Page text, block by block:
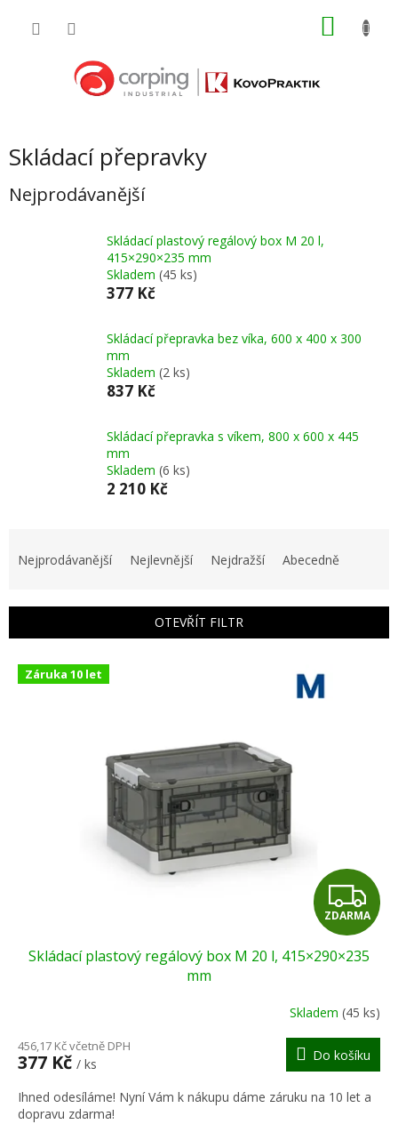
Skládací přepravky
Nejprodávanější
Skládací plastový regálový box M 20 l,
415×290×235 mm
Skladem (45 ks)
377 Kč
Skládací přepravka bez víka, 600 x 400 x 300
mm
Skladem (2 ks)
837 Kč
Skládací přepravka s víkem, 800 x 600 x 445
mm
Skladem (6 ks)
2 210 Kč
í
Nejprodávanější Nejlevnější Nejdražší Abecedně
OTEVŘÍT FILTR
V Záruka 10 let
Z
D
A
R
M
A
ZDARMA
Skládací plastový regálový box M 20 l, 415×290×235
mm
Skladem (45 ks)
456,17 Kč včetně DPH
377 Kč / ks
Do košíku
Ihned odesíláme! Nyní Vám k nákupu dáme záruku na 10 let a
dopravu zdarma!